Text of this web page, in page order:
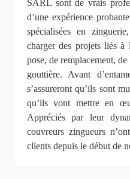
SARL sont de vrais
d’une expérience
spécialisées en
charger des projets liés à
pose, de remplacement,
gouttière. Avant
s’assureront qu’ils sont
qu’ils vont mettre en
Appréciés par leur
couvreurs zingueurs
clients depuis le début de